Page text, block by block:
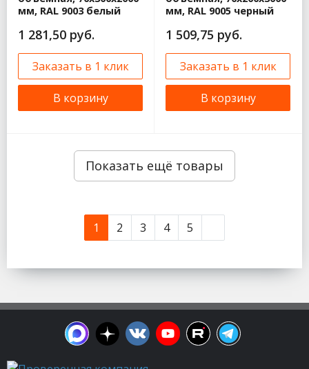
мм, RAL 9003 белый
1 281,50 руб.
Заказать в 1 клик
В корзину
мм, RAL 9005 черный
1 509,75 руб.
Заказать в 1 клик
В корзину
Показать ещё товары
1 2 3 4 5